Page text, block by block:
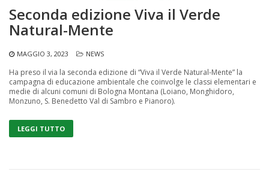
Seconda edizione Viva il Verde
Natural-Mente
MAGGIO 3, 2023 NEWS
Ha preso il via la seconda edizione di “Viva il Verde Natural-Mente” la
campagna di educazione ambientale che coinvolge le classi elementari e
medie di alcuni comuni di Bologna Montana (Loiano, Monghidoro,
Monzuno, S. Benedetto Val di Sambro e Pianoro).
LEGGI TUTTO